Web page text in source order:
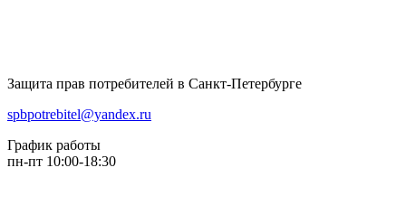
Защита прав потребителей в Санкт-Петербурге
spbpotrebitel@yandex.ru
График работы
пн-пт 10:00-18:30